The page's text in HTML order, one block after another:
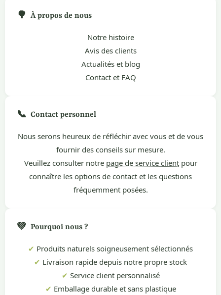
🌳 À propos de nous
Notre histoire
Avis des clients
Actualités et blog
Contact et FAQ
📞 Contact personnel
Nous serons heureux de réfléchir avec vous et de vous
fournir des conseils sur mesure.
Veuillez consulter notre page de service clientpour
connaître les options de contact et les questions
fréquemment posées.
💚 Pourquoi nous ?
✔ Produits naturels soigneusement sélectionnés
✔ Livraison rapide depuis notre propre stock
✔ Service client personnalisé
✔ Emballage durable et sans plastique